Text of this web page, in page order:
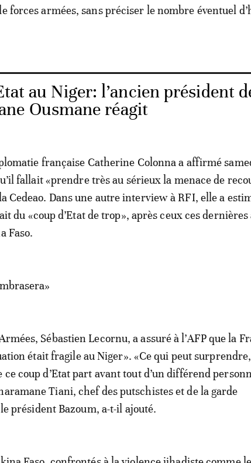
forces armées, sans préciser le nombre éventuel
au Niger: l’ancien président
Ousmane réagit
française Catherine Colonna a affirmé
fallait «prendre très au sérieux la menace de
Cedeao. Dans une autre interview à RFI, elle a
du «coup d’Etat de trop», après ceux ces
Faso.
Sébastien Lecornu, a assuré à l’AFP que la
était fragile au Niger». «Ce qui peut surprendre,
ce coup d’Etat part avant tout d’un différend
Tiani, chef des putschistes et de la garde
président Bazoum, a-t-il ajouté.